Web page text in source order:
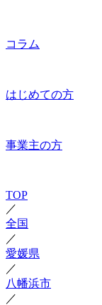
コラム
はじめての方
事業主の方
TOP
／
全国
／
愛媛県
／
八幡浜市
／